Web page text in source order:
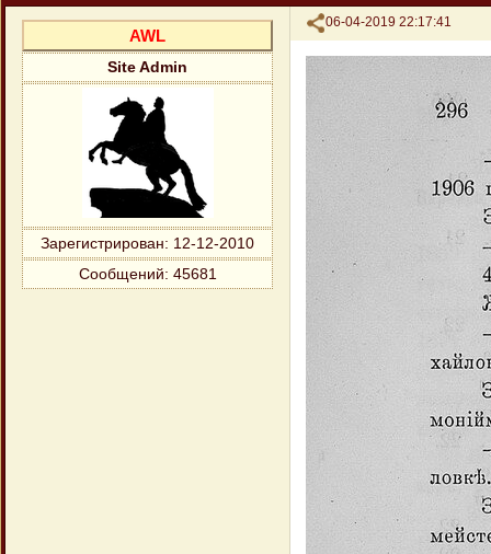
Поделиться
06-04-2019 22:17:41
AWL
Site Admin
Зарегистрирован: 12-12-2010
Сообщений: 45681